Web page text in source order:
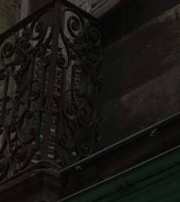
Panneau de gestion des